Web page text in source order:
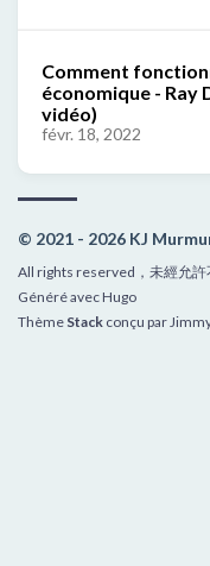
Comment
économique - Ray
vidéo)
févr. 18, 2022
© 2021 - 2026 KJ
All rights reserved，未經允許
Généré avecHugo
Thème Stack conçu par